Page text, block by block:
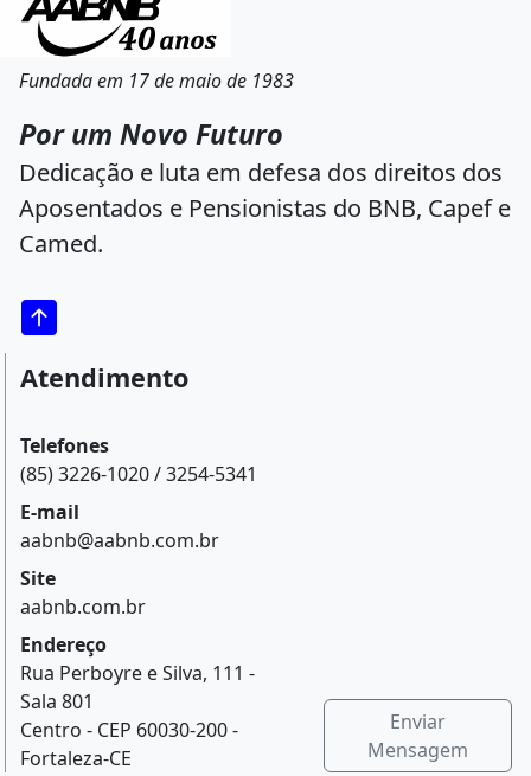
Fundada em 17 de maio de 1983
Por um Novo Futuro
Dedicação e luta em defesa dos direitos dos
Aposentados e Pensionistas do BNB, Capef e
Camed.
Atendimento
Telefones
(85) 3226-1020 / 3254-5341
E-mail
aabnb@aabnb.com.br
Site
aabnb.com.br
Endereço
Rua Perboyre e Silva, 111 -
Sala 801
Centro - CEP 60030-200 -
Fortaleza-CE
Enviar
Mensagem